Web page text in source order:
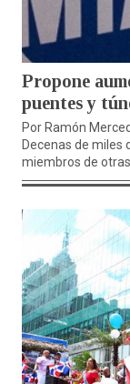
Propone
puentes y
Por Ramón
Decenas de miles
miembros de